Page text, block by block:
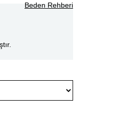
Beden Rehberi